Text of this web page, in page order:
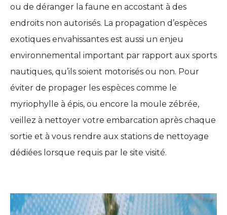
ou de déranger la faune en accostant à des
endroits non autorisés. La propagation d’espèces
exotiques envahissantes est aussi un enjeu
environnemental important par rapport aux sports
nautiques, qu’ils soient motorisés ou non. Pour
éviter de propager les espèces comme le
myriophylle à épis, ou encore la moule zébrée,
veillez à nettoyer votre embarcation après chaque
sortie et à vous rendre aux stations de nettoyage
dédiées lorsque requis par le site visité.